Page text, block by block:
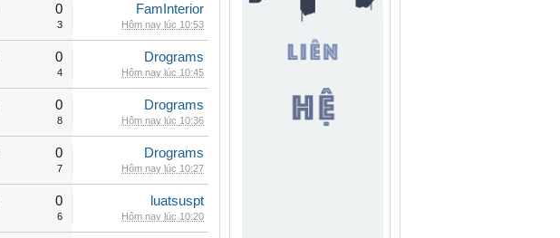
0
3
FamInterior
Hôm nay lúc 10:53
0
4
Drograms
Hôm nay lúc 10:45
0
8
Drograms
Hôm nay lúc 10:36
0
7
Drograms
Hôm nay lúc 10:27
0
6
luatsuspt
Hôm nay lúc 10:20